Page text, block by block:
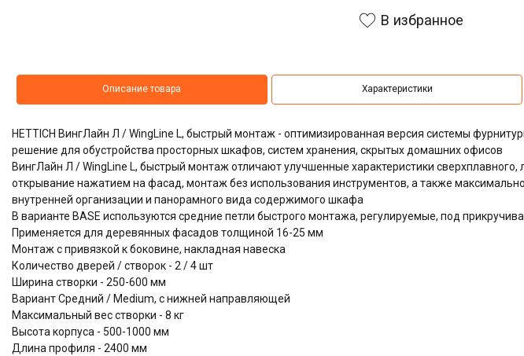
В избранное
Описание товара Характеристики
HETTICH ВингЛайн Л / WingLine L, быстрый монтаж - оптимизированная версия системы
решение для обустройства просторных шкафов, систем хранения, скрытых домашних офисов
ВингЛайн Л / WingLine L, быстрый монтаж отличают улучшенные характеристики сверхплавного,
открывание нажатием на фасад, монтаж без использования инструментов, а также
внутренней организации и панорамного вида содержимого шкафа
В варианте BASE используются средние петли быстрого монтажа, регулируемые, под
Применяется для деревянных фасадов толщиной 16-25 мм
Монтаж с привязкой к боковине, накладная навеска
Количество дверей / створок - 2 / 4 шт
Ширина створки - 250-600 мм
Вариант Средний / Medium, с нижней направляющей
Максимальный вес створки - 8 кг
Высота корпуса - 500-1000 мм
Длина профиля - 2400 мм